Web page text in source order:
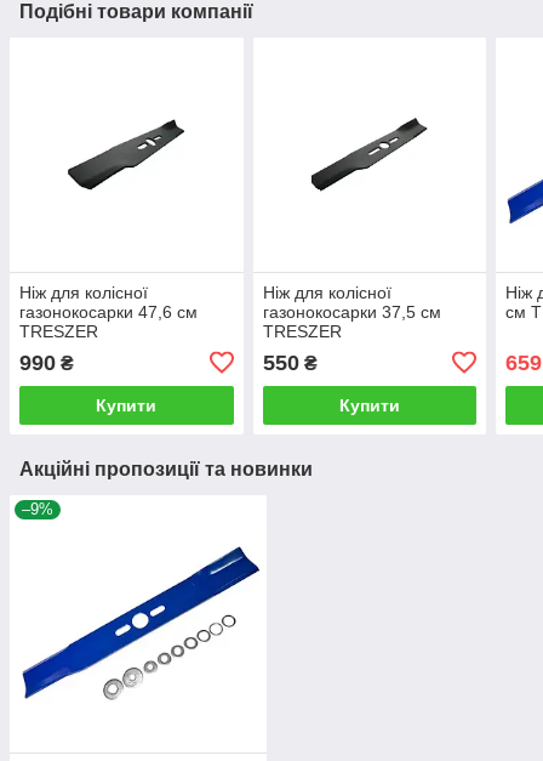
Подібні товари компанії
Ніж для колісної
газонокосарки 47,6 см
TRESZER
990 ₴
Купити
Ніж для колісної
газонокосарки 37,5 см
TRESZER
550₴
Купити
Ніж
см
Акційні пропозиції та новинки
–9%